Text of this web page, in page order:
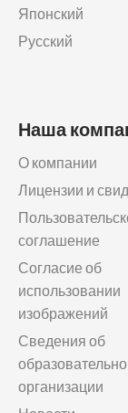
Японский
Русский
Наша
О компании
Лицензии и
соглашение
Согласие об
использовании
изображений
Сведения об
организации